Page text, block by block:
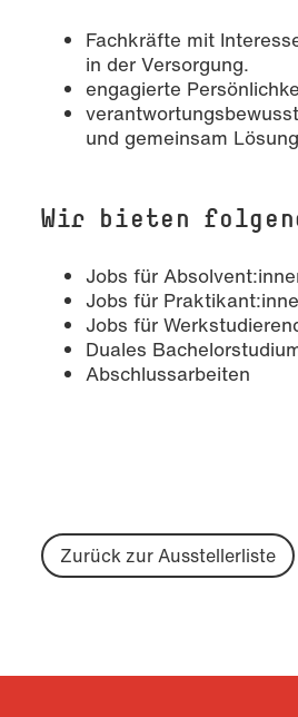
Fachkräfte mit
in der Versorgung.
engagierte
und gemeinsam
Wir bieten
Jobs für
Jobs für
Jobs für
Duales
Abschlussarbeiten
Zurück zur Ausstellerliste